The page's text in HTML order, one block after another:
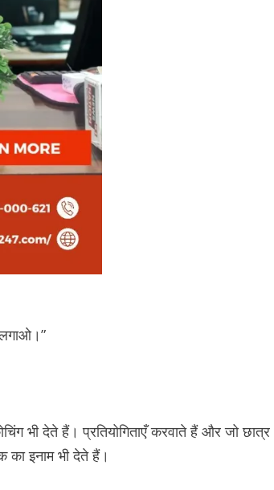
भी देते हैं। प्रतियोगिताएँ करवाते हैं और जो छात्र
इनाम भी देते हैं।